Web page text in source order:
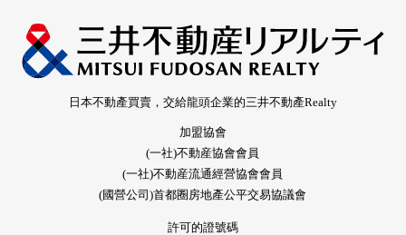
日本不動產買賣，交給龍頭企業的三井不動產Realty
加盟協會
(一社)不動産協會會員
(一社)不動産流通經營協會會員
(國營公司)首都圈房地產公平交易協議會
許可的證號碼